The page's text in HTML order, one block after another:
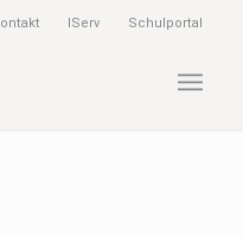
IServ Schulportal